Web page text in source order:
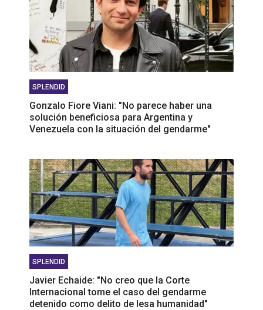
SPLENDID
Gonzalo Fiore Viani: "No parece haber una
solución beneficiosa para Argentina y
Venezuela con la situación del gendarme"
SPLENDID
Javier Echaide: "No creo que la Corte
Internacional tome el caso del gendarme
detenido como delito de lesa humanidad"